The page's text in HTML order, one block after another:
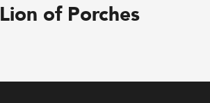
Lion of Porches